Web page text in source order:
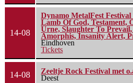
14-08
Dynamo MetalFest
Lamb Of God, Testament,
Urne, Slaughter To
Amorphis, Insanity Alert,
Eindhoven
Tickets
14-08
Zeeltje Rock Festival met
Deest